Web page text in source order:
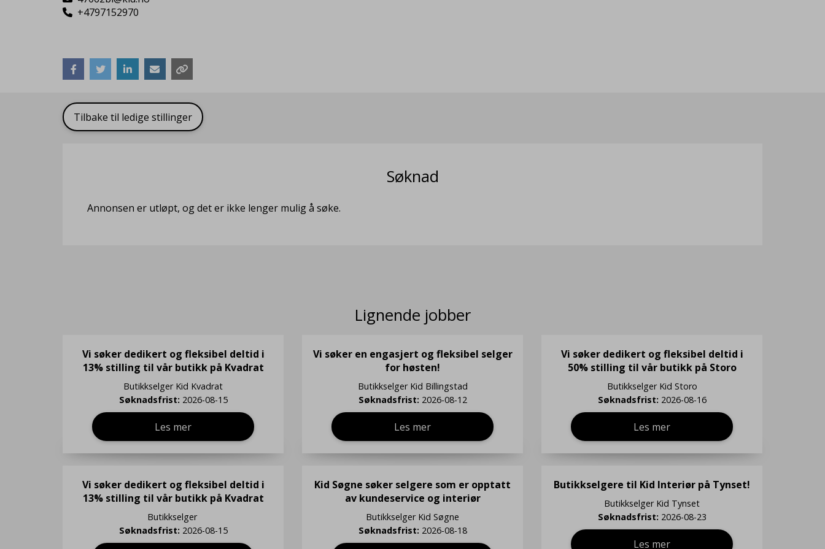
+4797152970
Tilbake til ledige stillinger
Søknad
Annonsen er utløpt, og det er ikke lenger mulig å søke.
Lignende jobber
Vi søker dedikert og fleksibel deltid i
13% stilling til vår butikk på Kvadrat
Butikkselger Kid Kvadrat
Søknadsfrist: 2026-08-15
Les mer
Vi søker en engasjert og fleksibel selger
for høsten!
Butikkselger Kid Billingstad
Søknadsfrist: 2026-08-12
Les mer
Vi søker dedikert og fleksibel deltid i
50% stilling til vår butikk på Storo
Butikkselger Kid Storo
Søknadsfrist: 2026-08-16
Les mer
Vi søker dedikert og fleksibel deltid i
13% stilling til vår butikk på Kvadrat
Butikkselger
Søknadsfrist: 2026-08-15
Kid Søgne søker selgere som er opptatt
av kundeservice og interiør
Butikkselger Kid Søgne
Søknadsfrist: 2026-08-18
Butikkselgere til Kid Interiør på Tynset!
Butikkselger Kid Tynset
Søknadsfrist: 2026-08-23
Les mer